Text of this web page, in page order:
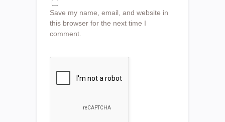
Save my name, email, and website in
this browser for the next time I
comment.